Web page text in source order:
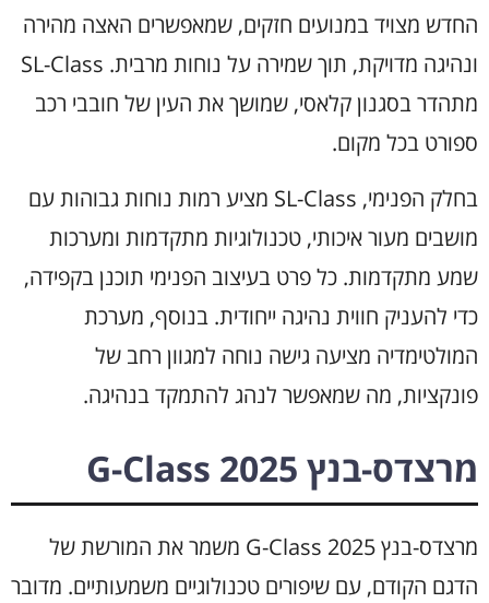
החדש מצויד במנועים חזקים, שמאפשרים האצה מהירה
ונהיגה מדויקת, תוך שמירה על נוחות מרבית. SL-Class
מתהדר בסגנון קלאסי, שמושך את העין של חובבי רכב
ספורט בכל מקום.
בחלק הפנימי, SL-Class מציע רמות נוחות גבוהות עם
מושבים מעור איכותי, טכנולוגיות מתקדמות ומערכות
שמע מתקדמות. כל פרט בעיצוב הפנימי תוכנן בקפידה,
כדי להעניק חווית נהיגה ייחודית. בנוסף, מערכת
המולטימדיה מציעה גישה נוחה למגוון רחב של
פונקציות, מה שמאפשר לנהג להתמקד בנהיגה.
מרצדס-בנץ G-Class 2025
מרצדס-בנץ G-Class 2025 משמר את המורשת של
הדגם הקודם, עם שיפורים טכנולוגיים משמעותיים. מדובר